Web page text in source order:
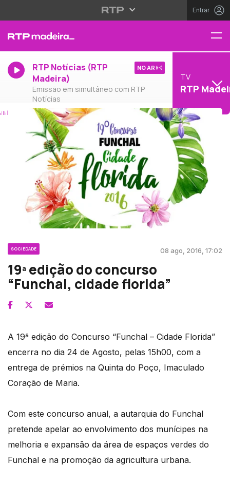
Entrar
RTP Notícias (RTP
Madeira)
Emissão em simultâneo com RTP
Notícias
NO AR
TV
RTP
SOCIEDADE 08 ago, 2016, 17:02
19ª edição do concurso
“Funchal, cidade florida”
A 19ª edição do Concurso “Funchal – Cidade Florida”
encerra no dia 24 de Agosto, pelas 15h00, com a
entrega de prémios na Quinta do Poço, Imaculado
Coração de Maria.
Com este concurso anual, a autarquia do Funchal
pretende apelar ao envolvimento dos munícipes na
melhoria e expansão da área de espaços verdes do
Funchal e na promoção da agricultura urbana.